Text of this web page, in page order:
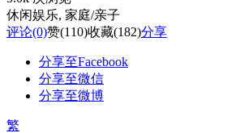
休闲娱乐, 家庭/亲子
评论(0)赞(110)收藏(182)分享
分享至Facebook
分享至微信
分享至微博
繁